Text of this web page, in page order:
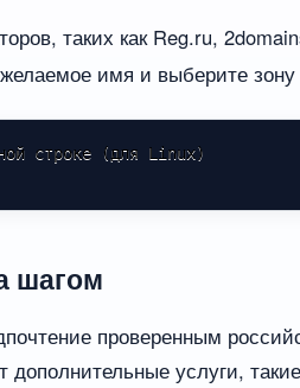
таких как Reg.ru,
имя и выберите зону
строке (для Linux)
шагом
проверенным
услуги,